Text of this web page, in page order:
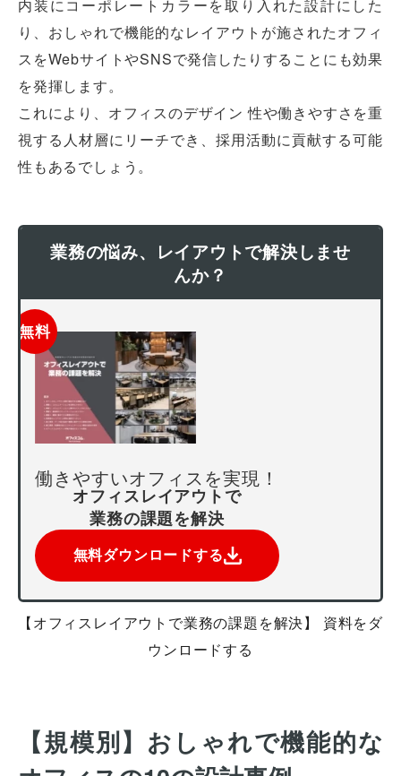
内装にコーポレートカラーを取り入れた設計にした
り、おしゃれで機能的なレイアウトが施されたオフィ
スをWebサイトやSNSで発信したりすることにも効果
を発揮します。
これにより、オフィスのデザイン 性や働きやすさを重
視する人材層にリーチでき、採用活動に貢献する可能
性もあるでしょう。
業務の悩み、レイアウトで解決しませ
んか？
無料
働きやすいオフィスを実現！
オフィスレイアウトで
業務の課題を解決
無料ダウンロードする
【オフィスレイアウトで業務の課題を解決】 資料をダ
ウンロードする
【規模別】おしゃれで機能的な